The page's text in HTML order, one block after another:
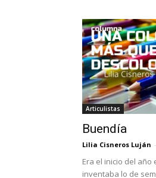
Articulistas
Buendía
Lilia Cisneros Luján -
Era el inicio del año
inventaba lo de